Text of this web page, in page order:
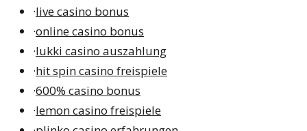
·live casino bonus
·online casino bonus
·lukki casino auszahlung
·hit spin casino freispiele
·600% casino bonus
·lemon casino freispiele